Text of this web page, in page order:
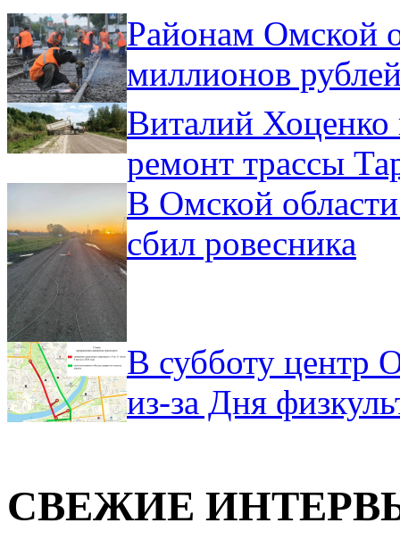
Районам Омской
миллионов
Виталий Хоценко
ремонт трассы
В Омской
сбил ровесника
В субботу центр
из-за Дня
СВЕЖИЕ